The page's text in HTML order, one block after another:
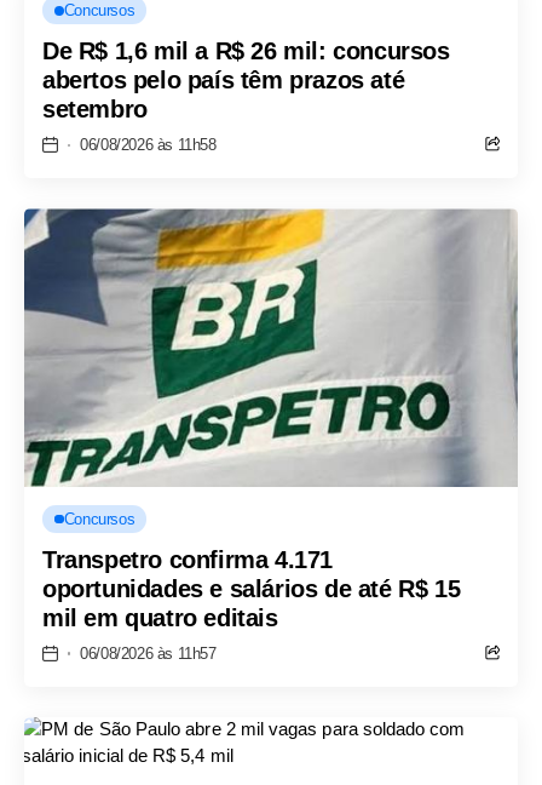
Concursos
De R$ 1,6 mil a R$ 26 mil: concursos
abertos pelo país têm prazos até
setembro
06/08/2026 às 11h58
Concursos
Transpetro confirma 4.171
oportunidades e salários de até R$ 15
mil em quatro editais
06/08/2026 às 11h57